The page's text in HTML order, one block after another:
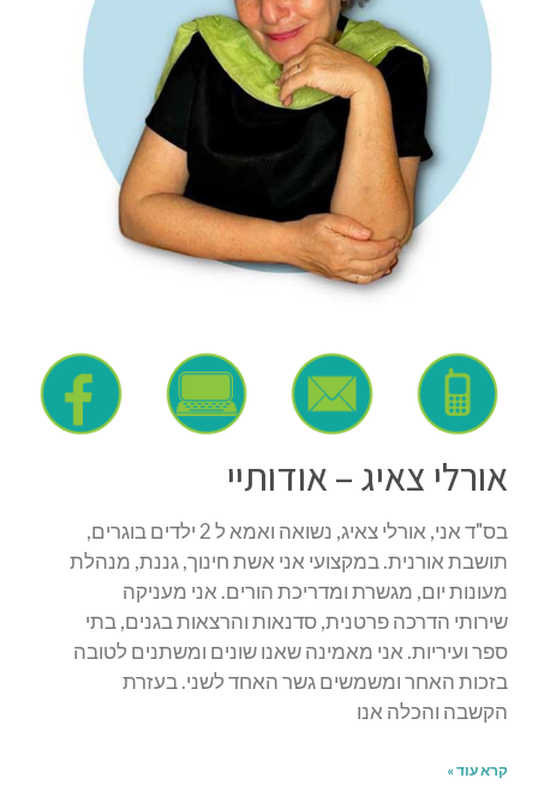
אורלי צאיג – אודותיי
בס"ד אני, אורלי צאיג, נשואה ואמא ל 2 ילדים בוגרים,
תושבת אורנית. במקצועי אני אשת חינוך, גננת, מנהלת
מעונות יום, מגשרת ומדריכת הורים. אני מעניקה
שירותי הדרכה פרטנית, סדנאות והרצאות בגנים, בתי
ספר ועיריות. אני מאמינה שאנו שונים ומשתנים לטובה
בזכות האחר ומשמשים גשר האחד לשני. בעזרת
הקשבה והכלה אנו
קרא עוד »